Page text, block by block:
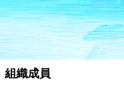
組織成員